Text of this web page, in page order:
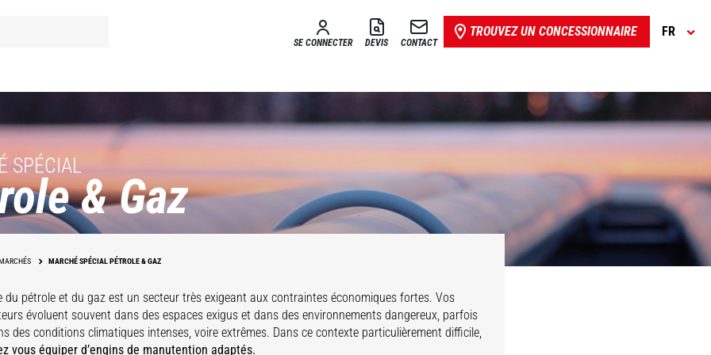
SE CONNECTER DEVIS CONTACT
TROUVEZ UN CONCESSIONNAIRE FR
SPÉCIAL
& Gaz
MARCHÉ SPÉCIAL PÉTROLE & GAZ
du pétrole et du gaz est un secteur très exigeant aux contraintes économiques fortes. Vos
évoluent souvent dans des espaces exigus et dans des environnements dangereux, parfois
des conditions climatiques intenses, voire extrêmes. Dans ce contexte particulièrement difficile,
vous équiper d’engins de manutention adaptés.
Maintenance
Raffinage
Pétrolier